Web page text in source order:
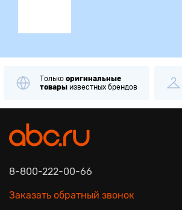
Только оригинальные
товары известных брендов
8-800-222-00-66
Заказать обратный звонок